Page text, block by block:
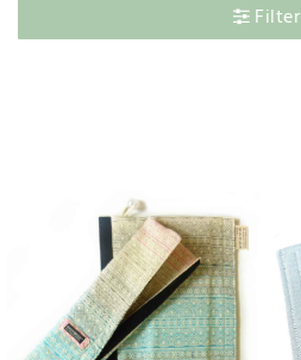
Filter